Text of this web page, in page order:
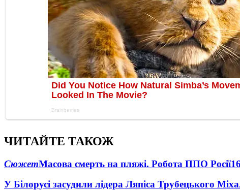
ЧИТАЙТЕ ТАКОЖ
СюжетМасова смерть на пляжі. Робота ППО Росії
У Білорусі засудили лідера Ляпіса Трубецького